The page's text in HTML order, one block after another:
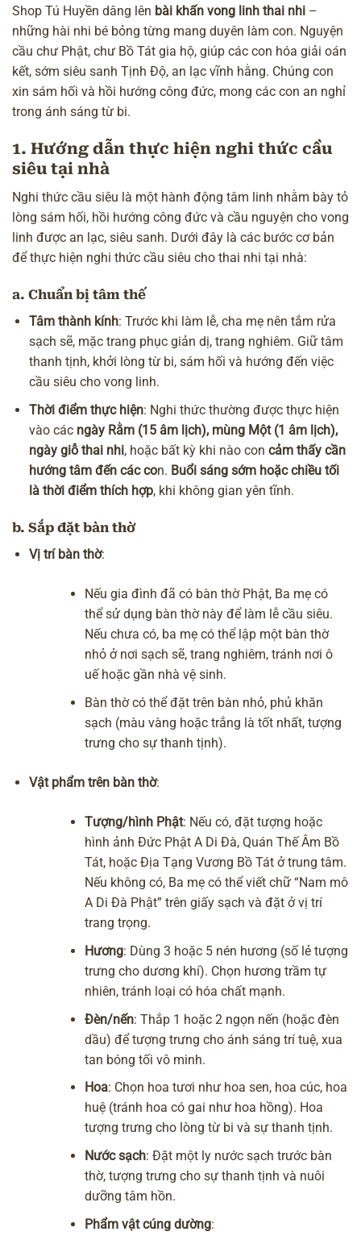
Shop Tú Huyền dâng lên bài khấn vong linh thai nhi –
những hài nhi bé bỏng từng mang duyên làm con. Nguyện
cầu chư Phật, chư Bồ Tát gia hộ, giúp các con hóa giải oán
kết, sớm siêu sanh Tịnh Độ, an lạc vĩnh hằng. Chúng con
xin sám hối và hồi hướng công đức, mong các con an nghỉ
trong ánh sáng từ bi.
1. Hướng dẫn thực hiện nghi thức cầu
siêu tại nhà
Nghi thức cầu siêu là một hành động tâm linh nhằm bày tỏ
lòng sám hối, hồi hướng công đức và cầu nguyện cho vong
linh được an lạc, siêu sanh. Dưới đây là các bước cơ bản
để thực hiện nghi thức cầu siêu cho thai nhi tại nhà:
a. Chuẩn bị tâm thế
Tâm thành kính: Trước khi làm lễ, cha mẹ nên tắm rửa
sạch sẽ, mặc trang phục giản dị, trang nghiêm. Giữ tâm
thanh tịnh, khởi lòng từ bi, sám hối và hướng đến việc
cầu siêu cho vong linh.
Thời điểm thực hiện: Nghi thức thường được thực hiện
vào các ngày Rằm (15 âm lịch), mùng Một (1 âm lịch),
ngày giỗ thai nhi, hoặc bất kỳ khi nào con cảm thấy cần
hướng tâm đến các con. Buổi sáng sớm hoặc chiều tối
là thời điểm thích hợp, khi không gian yên tĩnh.
b. Sắp đặt bàn thờ
Vị trí bàn thờ:
Nếu gia đình đã có bàn thờ Phật, Ba mẹ có
thể sử dụng bàn thờ này để làm lễ cầu siêu.
Nếu chưa có, ba mẹ có thể lập một bàn thờ
nhỏ ở nơi sạch sẽ, trang nghiêm, tránh nơi ô
uế hoặc gần nhà vệ sinh.
Bàn thờ có thể đặt trên bàn nhỏ, phủ khăn
sạch (màu vàng hoặc trắng là tốt nhất, tượng
trưng cho sự thanh tịnh).
Vật phẩm trên bàn thờ:
Tượng/hình Phật: Nếu có, đặt tượng hoặc
hình ảnhĐức Phật A Di Đà,Quán Thế Âm Bồ
Tát, hoặcĐịa Tạng Vương Bồ Tát ở trung tâm.
Nếu không có, Ba mẹ có thể viết chữ “Nam mô
A Di Đà Phật” trên giấy sạch và đặt ở vị trí
trang trọng.
Hương: Dùng 3 hoặc 5 nén hương (số lẻ tượng
trưng cho dương khí). Chọn hương trầm tự
nhiên, tránh loại có hóa chất mạnh.
Đèn/nến: Thắp 1 hoặc 2 ngọn nến (hoặc đèn
dầu) để tượng trưng cho ánh sáng trí tuệ, xua
tan bóng tối vô minh.
Hoa: Chọn hoa tươi như hoa sen, hoa cúc, hoa
huệ (tránh hoa có gai như hoa hồng). Hoa
tượng trưng cho lòng từ bi và sự thanh tịnh.
Nước sạch: Đặt một ly nước sạch trước bàn
thờ, tượng trưng cho sự thanh tịnh và nuôi
dưỡng tâm hồn.
Phẩm vật cúng dường: